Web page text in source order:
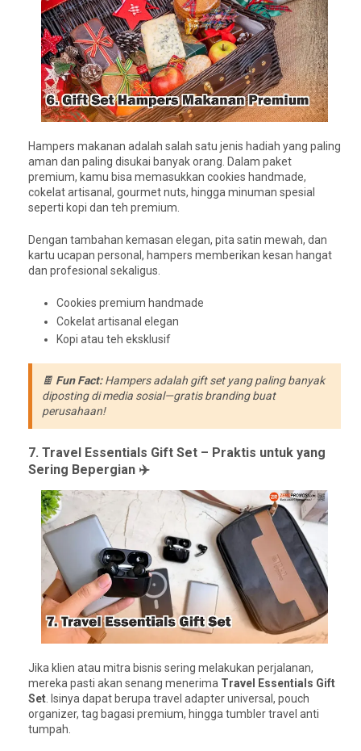
Hampers makanan adalah salah satu jenis hadiah yang paling
aman dan paling disukai banyak orang. Dalam paket
premium, kamu bisa memasukkan cookies handmade,
cokelat artisanal, gourmet nuts, hingga minuman spesial
seperti kopi dan teh premium.
Dengan tambahan kemasan elegan, pita satin mewah, dan
kartu ucapan personal, hampers memberikan kesan hangat
dan profesional sekaligus.
Cookies premium handmade
Cokelat artisanal elegan
Kopi atau teh eksklusif
🍫 Fun Fact:Hampers adalah gift set yang paling banyak
diposting di media sosial—gratis branding buat
perusahaan!
7. Travel Essentials Gift Set – Praktis untuk yang
Sering Bepergian ✈️
Jika klien atau mitra bisnis sering melakukan perjalanan,
mereka pasti akan senang menerima Travel Essentials Gift
Set . Isinya dapat berupa travel adapter universal, pouch
organizer, tag bagasi premium, hingga tumbler travel anti
tumpah.